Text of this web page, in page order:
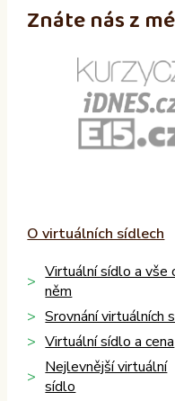
Znáte nás z
O virtuálních sídlech
Virtuální sídlo a vše
něm
Srovnání virtuálních
Virtuální sídlo a cena
Nejlevnější virtuální
sídlo